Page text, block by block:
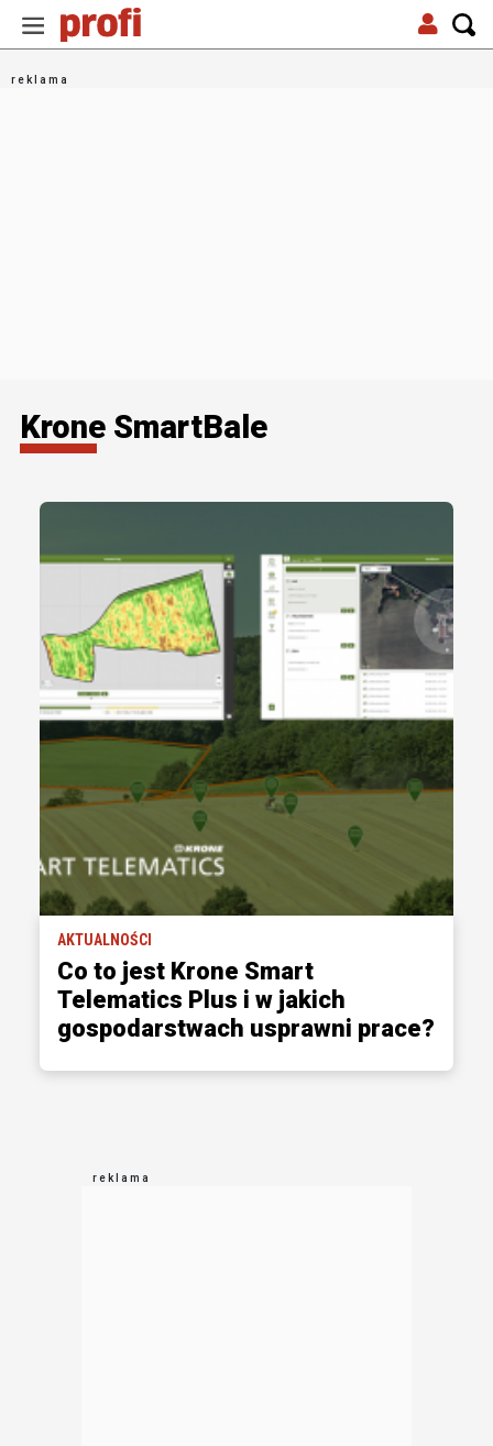
Krone SmartBale
AKTUALNOŚCI
Co to jest Krone Smart
Telematics Plus i w jakich
gospodarstwach usprawni prace?